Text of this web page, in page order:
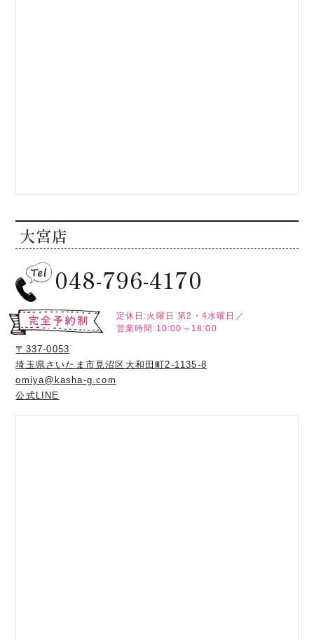
大宮店
048-796-4170
定休日:火曜日 第2・4水曜日／
営業時間:10:00～18:00
〒337-0053
埼玉県さいたま市見沼区大和田町2-1135-8
omiya@kasha-g.com
公式LINE